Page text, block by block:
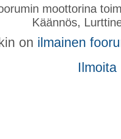
moottorina
Käännös,
on ilmainen